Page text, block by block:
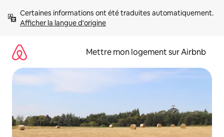
directement
Afficher la langue d'origine
Mettre mon logement sur Airbnb